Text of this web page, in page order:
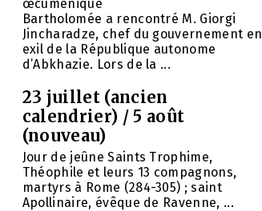
œcuménique
Bartholomée a rencontré M. Giorgi
Jincharadze, chef du gouvernement en
exil de la République autonome
d’Abkhazie. Lors de la ...
23 juillet (ancien
calendrier) / 5 août
(nouveau)
Jour de jeûne Saints Trophime,
Théophile et leurs 13 compagnons,
martyrs à Rome (284-305) ; saint
Apollinaire, évêque de Ravenne, ...